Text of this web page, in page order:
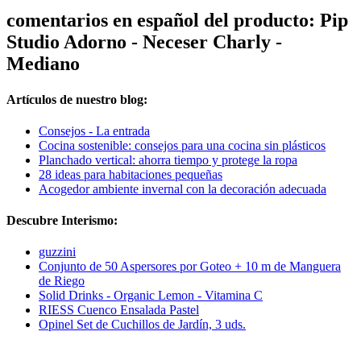
comentarios en español del producto: Pip
Studio Adorno - Neceser Charly -
Mediano
Artículos de nuestro blog:
Consejos - La entrada
Cocina sostenible: consejos para una cocina sin plásticos
Planchado vertical: ahorra tiempo y protege la ropa
28 ideas para habitaciones pequeñas
Acogedor ambiente invernal con la decoración adecuada
Descubre Interismo:
guzzini
Conjunto de 50 Aspersores por Goteo + 10 m de Manguera
de Riego
Solid Drinks - Organic Lemon - Vitamina C
RIESS Cuenco Ensalada Pastel
Opinel Set de Cuchillos de Jardín, 3 uds.